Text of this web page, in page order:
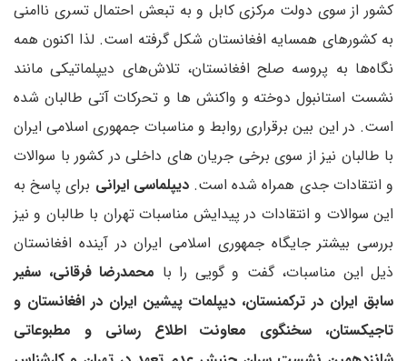
کشور از سوی دولت مرکزی کابل و به تبعش احتمال تسری ناامنی
به کشورهای همسایه افغانستان شکل گرفته است. لذا اکنون همه
نگاه‌ها به پروسه صلح افغانستان، تلاش‌های دیپلماتیکی مانند
نشست استانبول دوخته و واکنش ها و تحرکات آتی طالبان شده
است. در این بین برقراری روابط و مناسبات جمهوری اسلامی ایران
با طالبان نیز از سوی برخی جریان های داخلی در کشور با سوالات
و انتقادات جدی همراه شده است.دیپلماسی ایرانی برای پاسخ به
این سوالات و انتقادات در پیدایش مناسبات تهران با طالبان و نیز
بررسی بیشتر جایگاه جمهوری اسلامی ایران در آینده افغانستان
ذیل این مناسبات، گفت و گویی را با محمدرضا فرقانی، سفیر
سابق ایران در ترکمنستان، دیپلمات پیشین ایران در افغانستان و
تاجیکستان، سخنگوی معاونت اطلاع‎ رسانی و مطبوعاتی